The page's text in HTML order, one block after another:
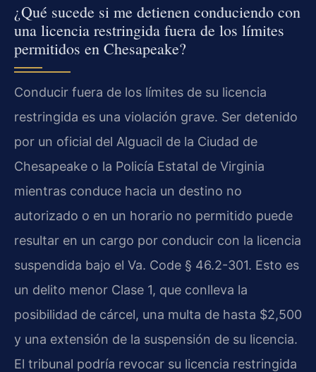
¿Qué sucede si me detienen conduciendo con
una licencia restringida fuera de los límites
permitidos en Chesapeake?
Conducir fuera de los límites de su licencia
restringida es una violación grave. Ser detenido
por un oficial del Alguacil de la Ciudad de
Chesapeake o la Policía Estatal de Virginia
mientras conduce hacia un destino no
autorizado o en un horario no permitido puede
resultar en un cargo por conducir con la licencia
suspendida bajo el Va. Code § 46.2-301. Esto es
un delito menor Clase 1, que conlleva la
posibilidad de cárcel, una multa de hasta $2,500
y una extensión de la suspensión de su licencia.
El tribunal podría revocar su licencia restringida